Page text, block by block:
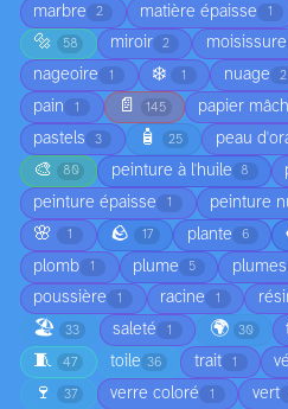
marbre 2 matière épaisse 1
🔩 58 miroir 2 moisissure
nageoire 1 ❄️ 1 nuage 2
pain 1 📄 145 papier
pastels 3 🧴 25 peau
🎨 80 peinture à l'huile 8
peinture épaisse 1 peinture
🌸 1 🪨 17 plante 6
plomb 1 plume 5 plumes
poussière 1 racine 1
🏖️ 33 saleté 1 🌍 30
🧵 47 toile 36 trait 1
🍷 37 verre coloré 1 vert